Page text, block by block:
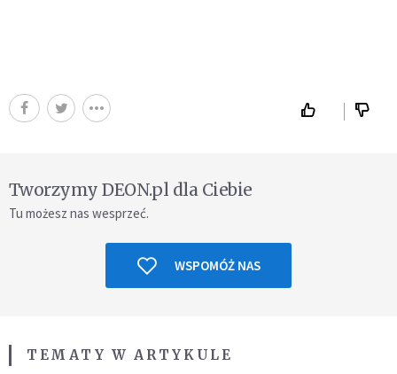
Tworzymy DEON.pl dla Ciebie
Tu możesz nas wesprzeć.
WSPOMÓŻ NAS
TEMATY W ARTYKULE